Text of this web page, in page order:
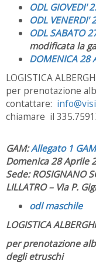
ODL GIOVEDI'
ODL VENERDI'
ODL SABATO
modificata la
DOMENICA 28
LOGISTICA
per prenotazione
contattare:
chiamare il
GAM:Allegato 1 GAM
Domenica 28 Aprile
Sede: ROSIGNANO
LILLATRO – Via P.
odl maschile
LOGISTICA
per prenotazione
degli etruschi